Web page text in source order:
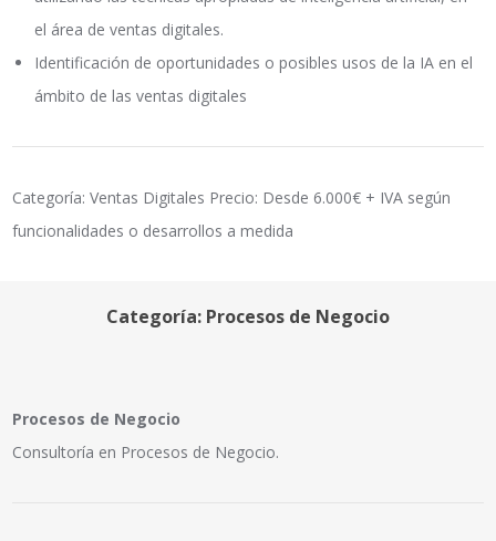
el área de ventas digitales.
Identificación de oportunidades o posibles usos de la IA en el
ámbito de las ventas digitales
Categoría: Ventas Digitales Precio: Desde 6.000€ + IVA según
funcionalidades o desarrollos a medida
Categoría: Procesos de Negocio
Procesos de Negocio
Consultoría en Procesos de Negocio.